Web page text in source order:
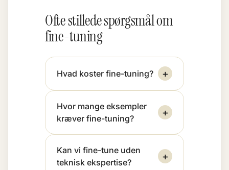
Ofte stillede spørgsmål om
fine-tuning
Hvad koster fine-tuning? +
Hvor mange eksempler
kræver fine-tuning?
+
Kan vi fine-tune uden
teknisk ekspertise?
+